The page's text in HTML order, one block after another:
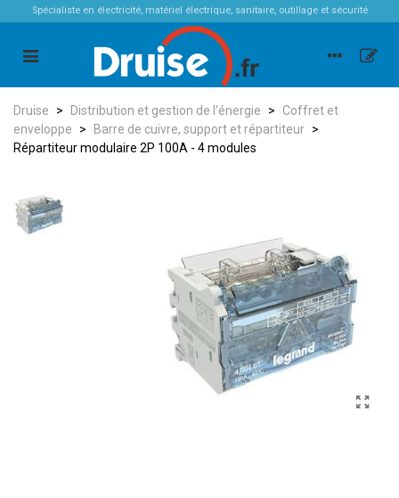
Spécialiste en électricité, matériel électrique, sanitaire, outillage et sécurité
Druise > Distribution et gestion de l'énergie >
Coffret et
enveloppe
> Barre de cuivre, support et répartiteur >
Répartiteur modulaire 2P 100A - 4 modules